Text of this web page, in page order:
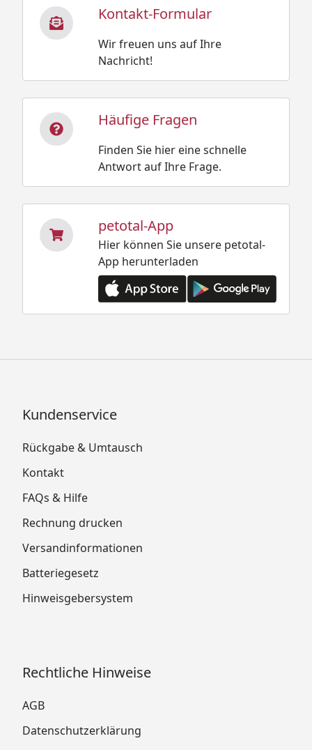
Kontakt-Formular
Wir freuen uns auf Ihre
Nachricht!
Häufige Fragen
Finden Sie hier eine schnelle
Antwort auf Ihre Frage.
petotal-App
Hier können Sie unsere petotal-
App herunterladen
Kundenservice
Rückgabe & Umtausch
Kontakt
FAQs & Hilfe
Rechnung drucken
Versandinformationen
Batteriegesetz
Hinweisgebersystem
Rechtliche Hinweise
AGB
Datenschutzerklärung